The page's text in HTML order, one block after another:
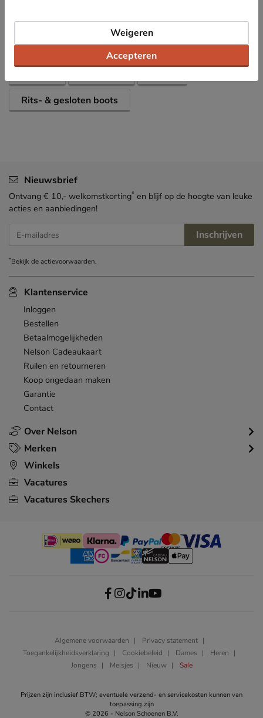
Over Nelson Kids
Bekijk meer
Rits- & gesloten boots
Over Nelson
Klantenservice
Inloggen
Bestellen
Betaalmogelijkheden
Nelson Cadeaukaart
Ruilen en retourneren
Koop ongedaan maken
Garantie
Contact
Merken
Winkels
Vacatures
Vacatures Skechers
Nieuwsbrief
Ontvang € 10,- welkomstkorting* en blijf op de hoogte van leuke
acties en aanbiedingen!
E-mailadres Inschrijven
*Bekijk deactievoorwaarden.
Algemene voorwaarden
Privacy statement
Toegankelijkheidsverklaring
Cookiebeleid Dames
Heren
Jongens
Meisjes Nieuw Sale
Prijzen zijn inclusief BTW; eventuele verzend- en servicekosten kunnen van
toepassing zijn
© 2026 - Nelson Schoenen B.V.
Accepteren
Weigeren